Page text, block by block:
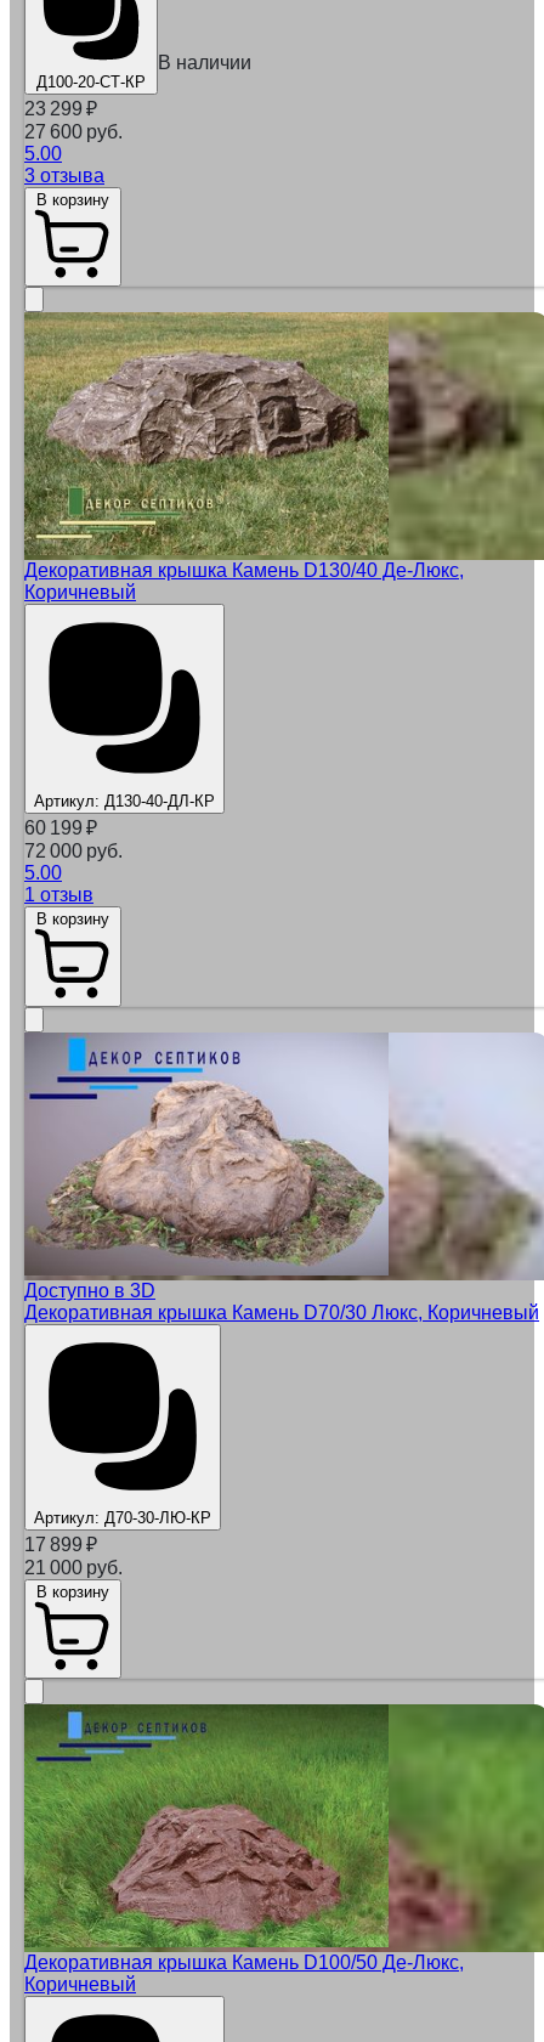
Д100-20-СТ-КР
В наличии
23 299 ₽
27 600 руб.
5.00
3 отзыва
Декоративная крышка Камень D130/40 Де-Люкс,
Коричневый
Артикул: Д130-40-ДЛ-КР
60 199 ₽
72 000 руб.
5.00
1 отзыв
Доступно в 3D
Декоративная крышка Камень D70/30 Люкс, Коричневый
Артикул: Д70-30-ЛЮ-КР
17 899 ₽
21 000 руб.
Декоративная крышка Камень D100/50 Де-Люкс,
Коричневый